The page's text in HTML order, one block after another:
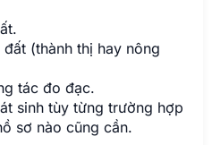
(thành thị hay nông
tác đo đạc.
sinh tùy từng trường hợp
sơ nào cũng cần.